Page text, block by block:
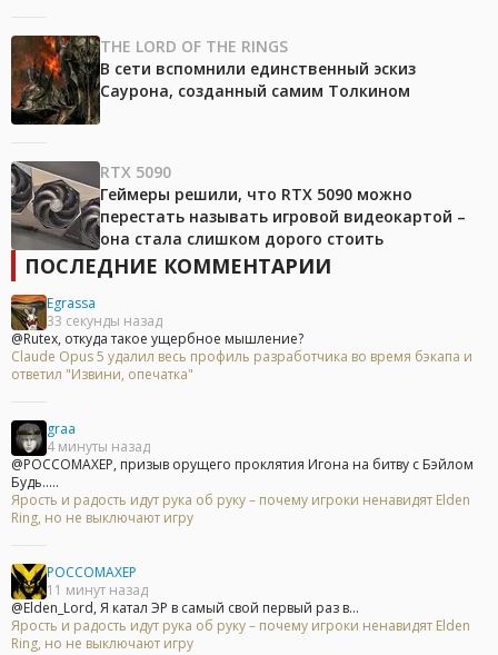
THE LORD OF THE RINGS
В сети вспомнили единственный эскиз
Саурона, созданный самим Толкином
RTX 5090
Геймеры решили, что RTX 5090 можно
перестать называть игровой видеокартой –
она стала слишком дорого стоить
ПОСЛЕДНИЕ КОММЕНТАРИИ
Egrassa
33 секунды назад
@Rutex, откуда такое ущербное мышление?
Claude Opus 5 удалил весь профиль разработчика во время бэкапа и
ответил "Извини, опечатка"
graa
4 минуты назад
@POCCOMAXEP, призыв орущего проклятия Игона на битву с Бэйлом
Будь.....
Ярость и радость идут рука об руку – почему игроки ненавидят Elden
Ring, но не выключают игру
POCCOMAXEP
11 минут назад
@Elden_Lord, Я катал ЭР в самый свой первый раз в...
Ярость и радость идут рука об руку – почему игроки ненавидят Elden
Ring, но не выключают игру